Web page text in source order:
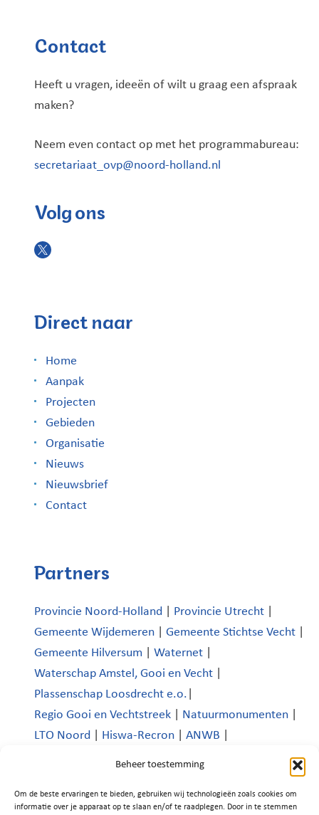
Beheer toestemming
Om de beste ervaringen te bieden, gebruiken wij technologieën zoals cookies om
informatie over je apparaat op te slaan en/of te raadplegen. Door in te stemmen
Contact
Heeft u vragen, ideeën of wilt u graag een afspraak
maken?
Neem even contact op met het programmabureau:
secretariaat_ovp@noord-holland.nl
Volg ons
Direct naar
Home
Aanpak
Projecten
Gebieden
Organisatie
Nieuws
Nieuwsbrief
Contact
Partners
Provincie Noord-Holland Provincie Utrecht
Gemeente Wijdemeren
Gemeente Stichtse Vecht
Gemeente Hilversum
Waternet
Waterschap Amstel, Gooi en Vecht
Plassenschap Loosdrecht e.o.
Regio Gooi en Vechtstreek
Natuurmonumenten
LTO Noord
Hiswa-Recron ANWB
Platform Recreatie en Toerisme Wijdemeren|